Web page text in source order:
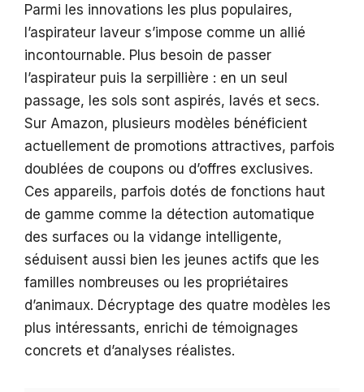
Parmi les innovations les plus populaires,
l’aspirateur laveur s’impose comme un allié
incontournable. Plus besoin de passer
l’aspirateur puis la serpillière : en un seul
passage, les sols sont aspirés, lavés et secs.
Sur Amazon, plusieurs modèles bénéficient
actuellement de promotions attractives, parfois
doublées de coupons ou d’offres exclusives.
Ces appareils, parfois dotés de fonctions haut
de gamme comme la détection automatique
des surfaces ou la vidange intelligente,
séduisent aussi bien les jeunes actifs que les
familles nombreuses ou les propriétaires
d’animaux. Décryptage des quatre modèles les
plus intéressants, enrichi de témoignages
concrets et d’analyses réalistes.